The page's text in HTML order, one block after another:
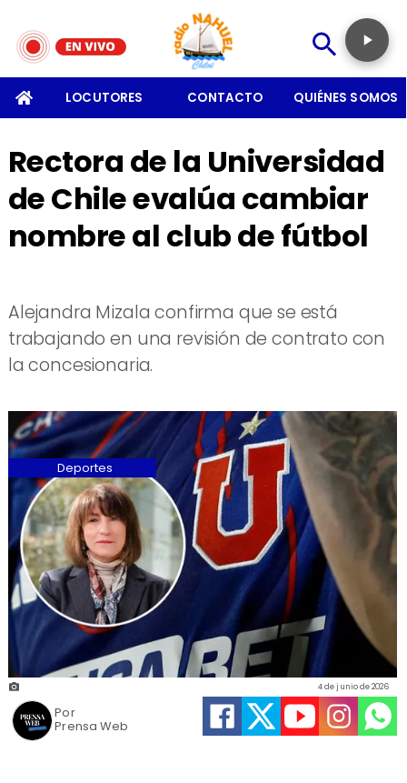
LOCUTORES CONTACTO QUIÉNES SOMOS
Rectora de la Universidad
de Chile evalúa cambiar
nombre al club de fútbol
Alejandra Mizala confirma que se está
trabajando en una revisión de contrato con
la concesionaria.
Prensa Web
4 de junio de 2026
Deportes
Por